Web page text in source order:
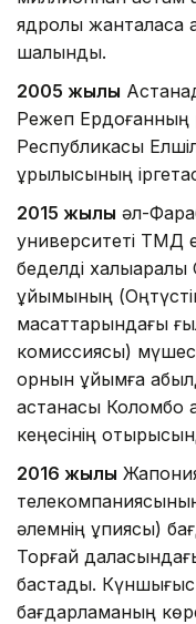
ядролық жанталаса
шалынды.
2005 жылы
Режеп Ердоғанның
Республикасы
құрылысының
2015 жылы әл-
университеті ТМД
беделді
ұйымының
мақсаттарындағы
комиссиясы)
орнын ұйымға
астанасы Коломбо
кеңесінің
2016 жылы
әлемнің құпиясы)
Торғай
бастады.
бағдарламаның